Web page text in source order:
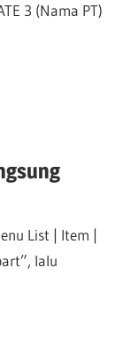
3 (Nama PT)
List | Item |
lalu